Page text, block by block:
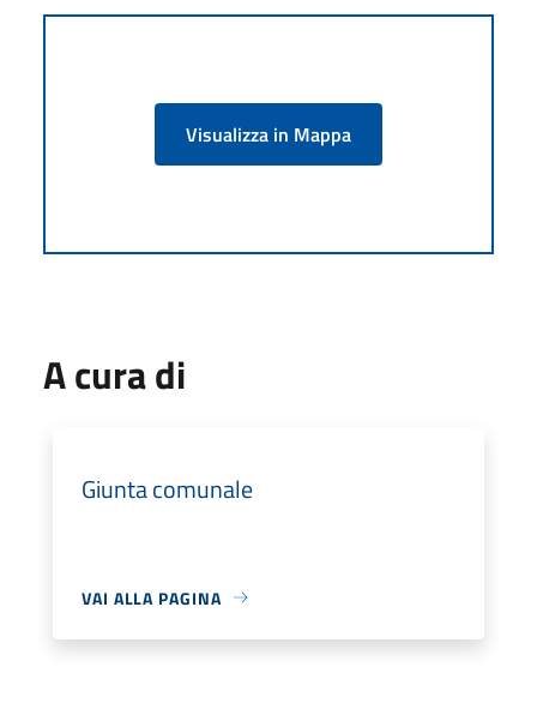
Visualizza in Mappa
A cura di
Giunta comunale
VAI ALLA PAGINA